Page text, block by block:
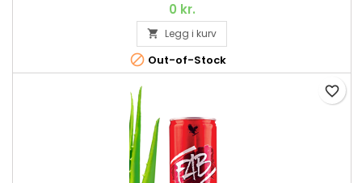
0 kr.
 Legg i kurv
 Out-of-Stock
favorite_border